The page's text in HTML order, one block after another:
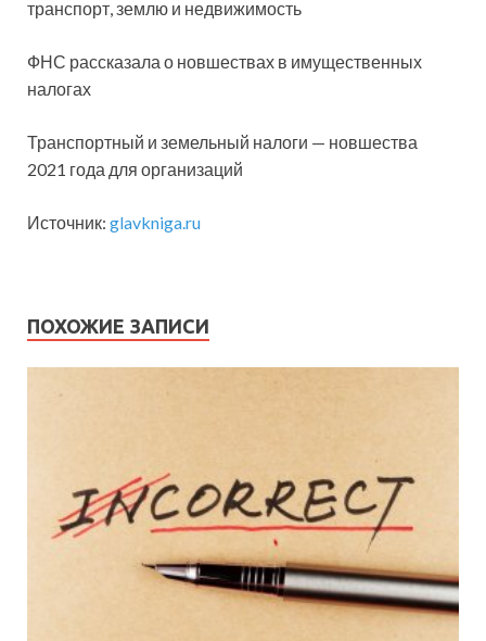
транспорт, землю и недвижимость
ФНС рассказала о новшествах в имущественных
налогах
Транспортный и земельный налоги — новшества
2021 года для организаций
Источник: glavkniga.ru
ПОХОЖИЕ ЗАПИСИ